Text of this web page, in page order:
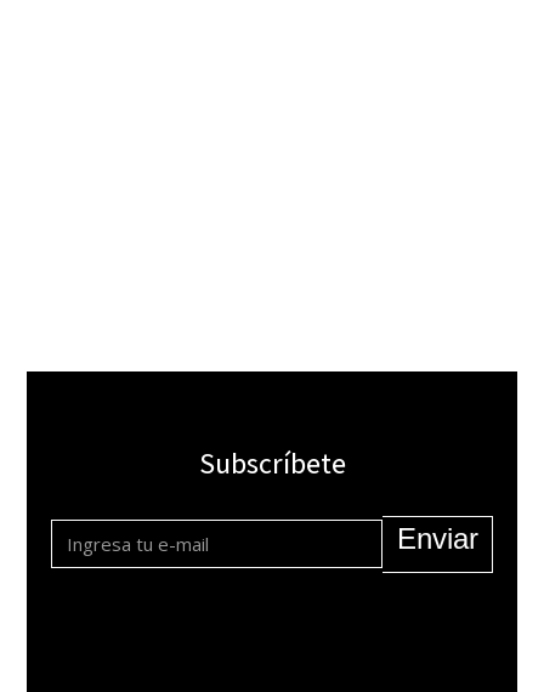
Subscríbete
Enviar